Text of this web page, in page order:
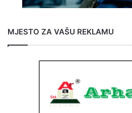
MJESTO ZA VAŠU REKLAMU